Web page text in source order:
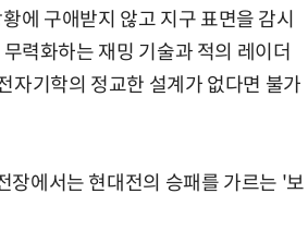
에 구애받지 않고 지구 표면을 감시
력화하는 재밍 기술과 적의 레이더
자기학의 정교한 설계가 없다면 불가
장에서는 현대전의 승패를 가르는 '보